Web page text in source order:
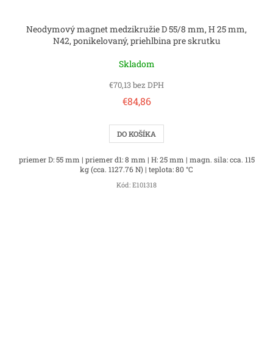
Neodymový magnet medzikružie D 55/8 mm, H 25 mm,
N42, ponikelovaný, priehlbina pre skrutku
Skladom
€70,13 bez DPH
€84,86
DO KOŠÍKA
priemer D: 55 mm | priemer d1: 8 mm | H: 25 mm | magn. sila: cca. 115
kg (cca. 1127.76 N) | teplota: 80 °C
Kód: E101318